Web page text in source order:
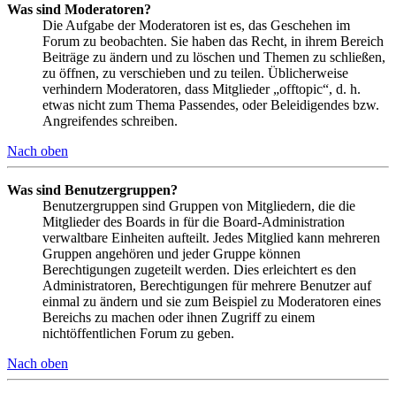
Was sind Moderatoren?
Die Aufgabe der Moderatoren ist es, das Geschehen im
Forum zu beobachten. Sie haben das Recht, in ihrem Bereich
Beiträge zu ändern und zu löschen und Themen zu schließen,
zu öffnen, zu verschieben und zu teilen. Üblicherweise
verhindern Moderatoren, dass Mitglieder „offtopic“, d. h.
etwas nicht zum Thema Passendes, oder Beleidigendes bzw.
Angreifendes schreiben.
Nach oben
Was sind Benutzergruppen?
Benutzergruppen sind Gruppen von Mitgliedern, die die
Mitglieder des Boards in für die Board-Administration
verwaltbare Einheiten aufteilt. Jedes Mitglied kann mehreren
Gruppen angehören und jeder Gruppe können
Berechtigungen zugeteilt werden. Dies erleichtert es den
Administratoren, Berechtigungen für mehrere Benutzer auf
einmal zu ändern und sie zum Beispiel zu Moderatoren eines
Bereichs zu machen oder ihnen Zugriff zu einem
nichtöffentlichen Forum zu geben.
Nach oben